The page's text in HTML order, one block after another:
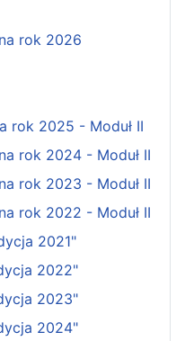
rok 2026
rok 2025 - Moduł II
rok 2024 - Moduł II
rok 2023 - Moduł II
rok 2022 - Moduł II
2021"
2022"
2023"
2024"